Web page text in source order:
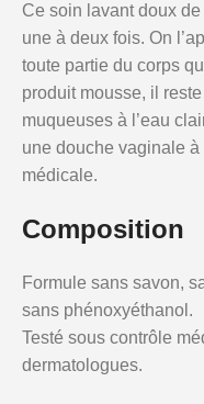
Ce soin lavant doux
une à deux fois. On
toute partie du corps
produit mousse, il
muqueuses à l’eau
une douche vaginale à
médicale.
Composition
Formule sans savon,
sans phénoxyéthanol.
Testé sous contrôle
dermatologues.